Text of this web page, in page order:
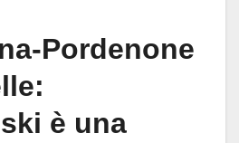
Pordenone
è una